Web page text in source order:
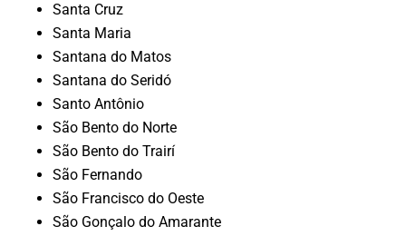
Santa Cruz
Santa Maria
Santana do Matos
Santana do Seridó
Santo Antônio
São Bento do Norte
São Bento do Trairí
São Fernando
São Francisco do Oeste
São Gonçalo do Amarante